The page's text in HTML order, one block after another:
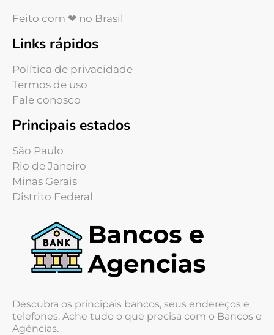
Feito com ❤ no Brasil
Links rápidos
Política de privacidade
Termos de uso
Fale conosco
Principais estados
São Paulo
Rio de Janeiro
Minas Gerais
Distrito Federal
Descubra os principais bancos, seus endereços e
telefones. Ache tudo o que precisa com o Bancos e
Agências.